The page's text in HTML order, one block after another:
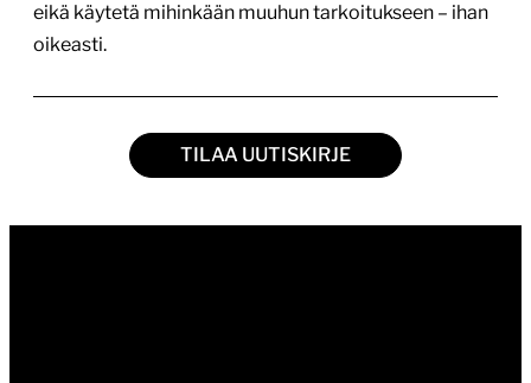
eikä käytetä mihinkään muuhun tarkoitukseen – ihan
oikeasti.
TILAA UUTISKIRJE